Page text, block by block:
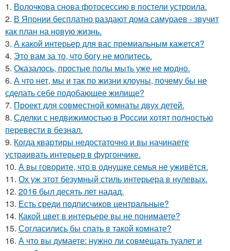
1. Волочкова снова фотосессию в постели устроила.
2. В Японии бесплатно раздают дома самураев - звучит
как план на новую жизнь.
3. А какой интерьер для вас премиальным кажется?
4. Это вам за то, что богу не молитесь.
5. Оказалось, простые полы мыть уже не модно.
6. А что нет, мы и так по жизни клоуны, почему бы не
сделать себе подобающее жилище?
7. Проект для совместной комнаты двух детей.
8. Сделки с недвижимостью в России хотят полностью
перевести в безнал.
9. Когда квартиры недостаточно и вы начинаете
устраивать интерьер в фургончике.
10. А вы говорите, что в однушке семья не уживётся.
11. Ох уж этот безумный стиль интерьера в нулевых.
12. 2016 был десять лет надад.
13. Есть среди подписчиков центральные?
14. Какой цвет в интерьере вы не понимаете?
15. Согласились бы спать в такой комнате?
16. А что вы думаете: нужно ли совмещать туалет и